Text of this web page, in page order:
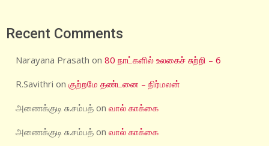
Recent Comments
Narayana Prasath on80 நாட்களில் உலகைச் சுற்றி – 6
R.Savithri onகுற்றமே தண்டனை – நிர்மலன்
அணைக்குடி சு.சம்பத் onவால் காக்கை
அணைக்குடி சு.சம்பத் onவால் காக்கை